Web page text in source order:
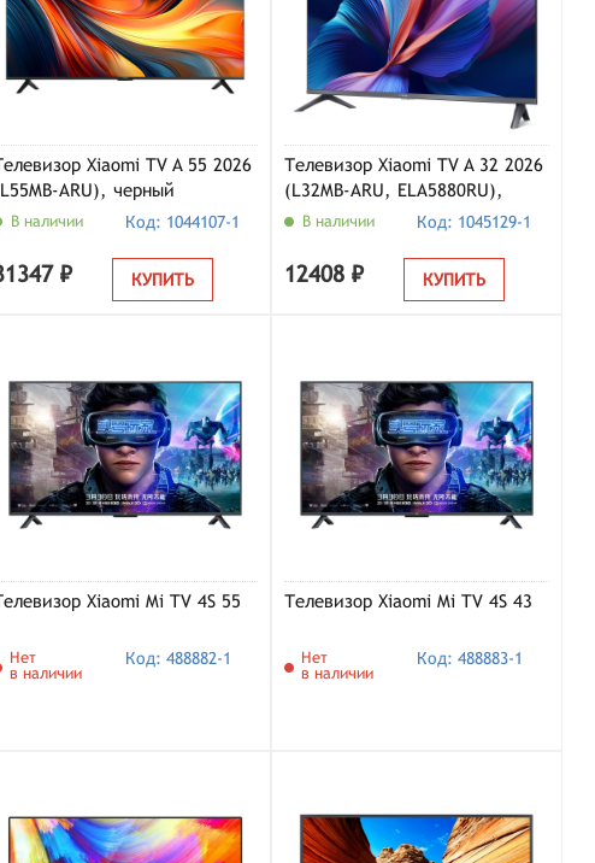
Xiaomi TV A 55 2026
ARU), черный
В наличии Код: 1044107-1
₽ КУПИТЬ
Телевизор Xiaomi TV A 32 2026
(L32MB-ARU, ELA5880RU),
черный
В наличии Код: 1045129-1
12408 ₽ КУПИТЬ
Xiaomi Mi TV 4S 55
Нет
в наличии
Код: 488882-1
Телевизор Xiaomi Mi TV 4S 43
Нет
в наличии
Код: 488883-1